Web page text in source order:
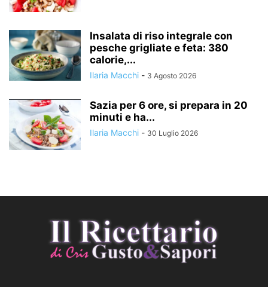
Insalata di riso integrale con
pesche grigliate e feta: 380
calorie,...
Ilaria Macchi - 3 Agosto 2026
Sazia per 6 ore, si prepara in 20
minuti e ha...
Ilaria Macchi - 30 Luglio 2026